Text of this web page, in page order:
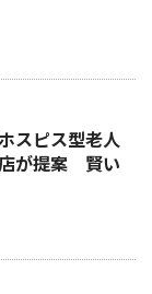
スピス型老人
が提案 賢い